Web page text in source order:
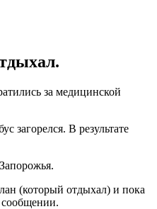
за медицинской
загорелся. В результате
(который отдыхал) и пока